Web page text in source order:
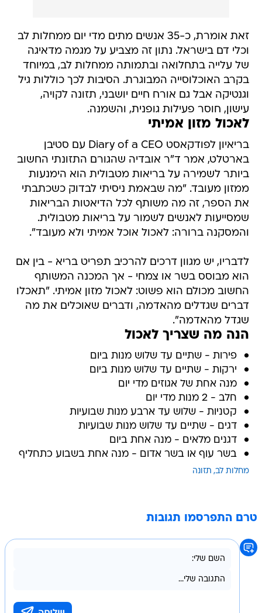
זאת אומרת, כ-35 אנשים מתים מדי יום ממחלות לב
וכלי דם בישראל. נתון זה מצביע על מגמה מדאיגה
של עלייה בתחלואה ובתמותה ממחלות לב, במיוחד
בקרב האוכלוסייה המבוגרת. הסיבות לכך כוללות גיל
וגנטיקה אבל גם אורח חיים יושבני, תזונה לקויה,
עישון, חוסר פעילות גופנית, והשמנה.
לאכול מזון אמיתי
בריאיון לפודקאסט Diary of a CEO עם סטיבן
בארטלט, אמר ד"ר אובדיה שהגורם התזונתי החשוב
ביותר לשמירה על בריאות מטבולית הוא הימנעות
ממזון מעובד. "מה שבאמת ניסיתי לבדוק כשכתבתי
את הספר, זה מה משותף לכל הדיאטות הבריאות
שמסייעות לאנשים לשמור על בריאות מטבולית.
והמסקנה ברורה: לאכול אוכל אמיתי ולא מעובד".
לדבריו, יש מגוון דרכים להרכיב תפריט בריא - בין אם
הוא מבוסס בשר או צמחי - אך המכנה המשותף
החשוב מכולם הוא פשוט: לאכול מזון אמיתי. "תאכלו
דברים שגדלים מהאדמה, ודברים שאוכלים את מה
שגדל מהאדמה".
הנה מה שצריך לאכול
פירות - שתיים עד שלוש מנות ביום
ירקות - שתיים עד שלוש מנות ביום
מנה אחת של אגוזים מדי יום
חלב - 2 מנות מדי יום
קטניות - שלוש עד ארבע מנות שבועיות
דגים - שתיים עד שלוש מנות שבועיות
דגנים מלאים - מנה אחת ביום
בשר עוף או בשר אדום - מנה אחת בשבוע כתחליף
מחלות לב תזונה
טרם התפרסמו תגובות